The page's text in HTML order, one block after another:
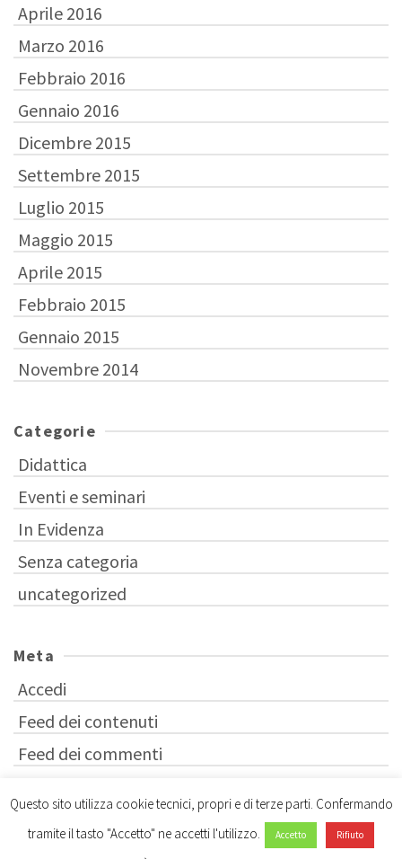
Aprile 2016
Marzo 2016
Febbraio 2016
Gennaio 2016
Dicembre 2015
Settembre 2015
Luglio 2015
Maggio 2015
Aprile 2015
Febbraio 2015
Gennaio 2015
Novembre 2014
Categorie
Didattica
Eventi e seminari
In Evidenza
Senza categoria
uncategorized
Meta
Accedi
Feed dei contenuti
Feed dei commenti
Questo sito utilizza cookie tecnici, propri e di terze parti. Confermando
tramite il tasto "Accetto" ne accetti l'utilizzo.
Accetto Rifiuto